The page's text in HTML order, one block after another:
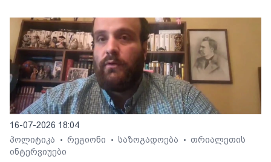
16-07-2026 18:04
პოლიტიკა
• რეგიონი • საზოგადოება • თრიალეთის
ინტერვიუები